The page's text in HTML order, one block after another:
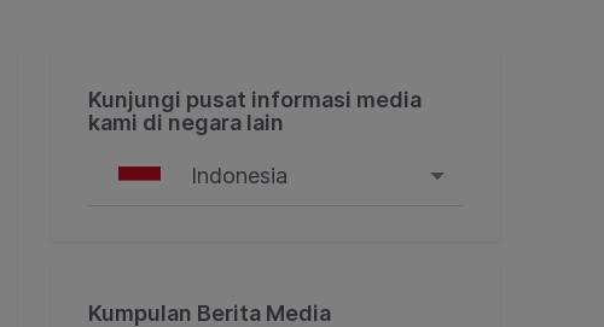
Kunjungi pusat informasi media
kami di negara lain
Indonesia
Kumpulan Berita Media